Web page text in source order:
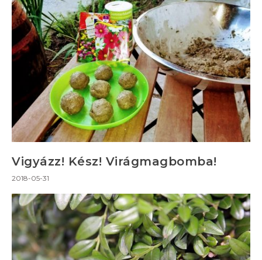
Vigyázz! Kész! Virágmagbomba!
2018-05-31